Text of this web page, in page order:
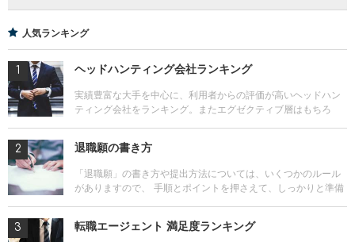
人気ランキング
ヘッドハンティング会社ランキング
実績豊富な大手を中心に、利用者からの評価が高いヘッドハン
ティング会社をランキング。またエグゼクティブ層はもちろ
退職願の書き方
「退職願」の書き方や提出方法については、いくつかのルール
がありますので、 手順とポイントを押さえて、しっかりと準備
転職エージェント 満足度ランキング